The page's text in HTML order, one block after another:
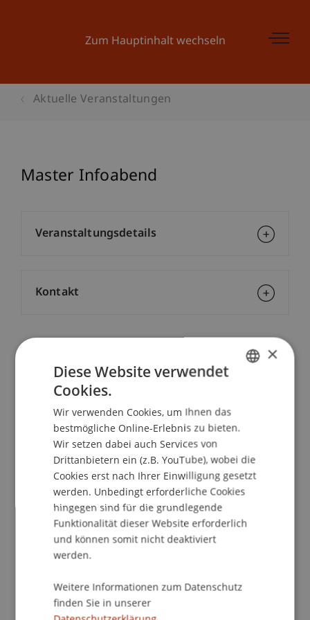
Zum Hauptinhalt wechseln
Aktuelle Veranstaltungen
Master Infoabend
Kommunikation und Marketing
Wir beraten dich – vor Ort und persönlich!
Bei unseren Master Infoabenden erhältst du alle
grundlegenden Informationen zum
Masterstudiengang deiner Wahl, erhältst von
unseren Student Ambassadors Einblicke in das
Studienleben und unsere Studiengangsteams
beantworten all deine Fragen individuell. Mit dem
Infoabend am Campus persönlich und vor Ort.
Persönliche Beratungdurch die
Studiengangsteams aller Masterprogramme
Veranstaltungsdetails
Kontakt
×
Diese Website verwendet
Cookies.
Wir verwenden Cookies, um Ihnen das
bestmögliche Online-Erlebnis zu bieten.
Wir setzen dabei auch Services von
Drittanbietern ein (z.B. YouTube), wobei die
Cookies erst nach Ihrer Einwilligung gesetzt
werden. Unbedingt erforderliche Cookies
hingegen sind für die grundlegende
Funktionalität dieser Website erforderlich
und können somit nicht deaktiviert
werden.
Weitere Informationen zum Datenschutz
finden Sie in unserer